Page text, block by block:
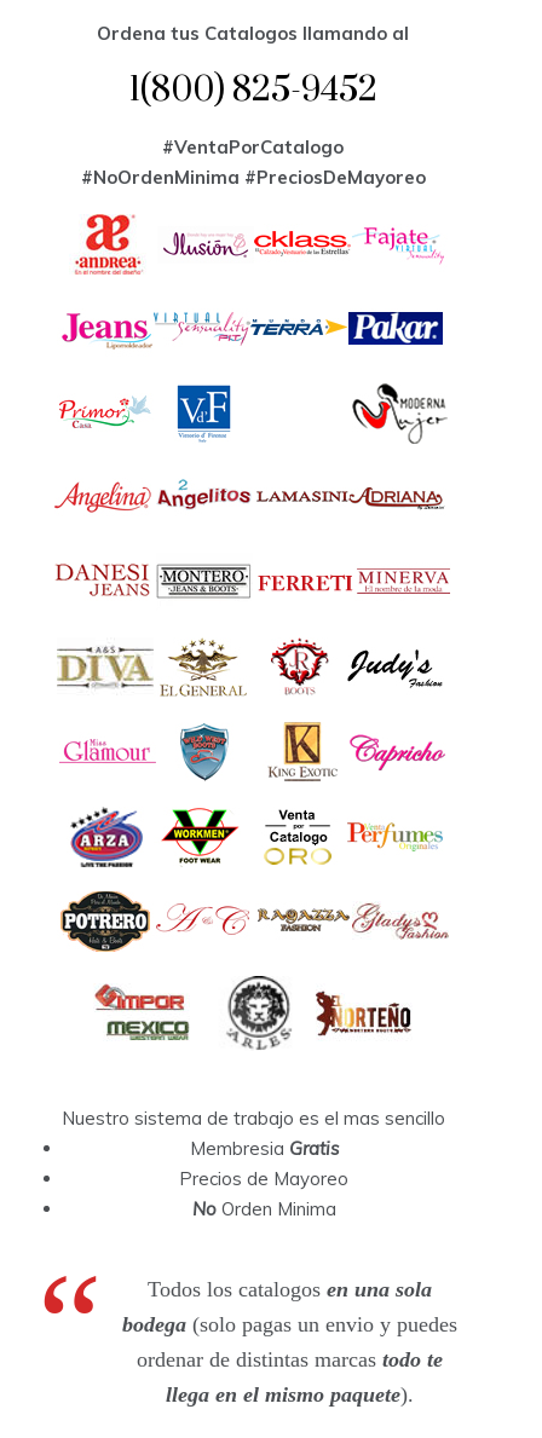
Ordena tus Catalogos llamando al
1(800) 825-9452
#VentaPorCatalogo
#NoOrdenMinima #PreciosDeMayoreo
Nuestro sistema de trabajo es el mas sencillo
Membresia Gratis
Precios de Mayoreo
NoOrden Minima
Todos los catalogos en una sola
bodega (solo pagas un envio y puedes
ordenar de distintas marcastodo te
llega en el mismo paquete).